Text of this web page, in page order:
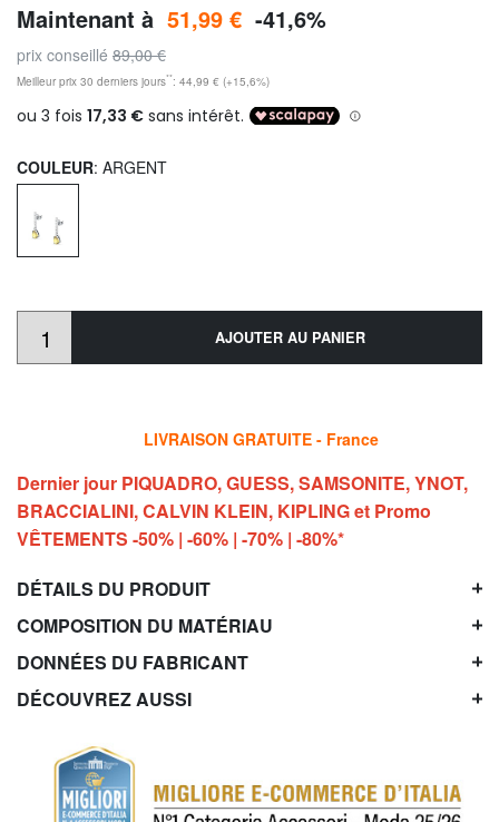
Maintenant à 51,99 € -41,6%
prix conseillé 89,00 €
Meilleur prix 30 derniers jours**: 44,99 € (+15,6%)
COULEUR: ARGENT
AJOUTER AU PANIER
LIVRAISON GRATUITE - France
Dernier jour PIQUADRO, GUESS, SAMSONITE, YNOT,
BRACCIALINI, CALVIN KLEIN, KIPLING et Promo
VÊTEMENTS -50% | -60% | -70% | -80%*
DÉTAILS DU PRODUIT
COMPOSITION DU MATÉRIAU
DONNÉES DU FABRICANT
DÉCOUVREZ AUSSI